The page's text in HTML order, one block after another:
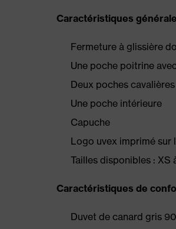
Caractéristiques
Fermeture à glissière
Une poche poitrine
Deux poches
Une poche intérieure
Capuche
Logo uvex imprimé sur
Tailles disponibles : XS
Caractéristiques de
Duvet de canard gris